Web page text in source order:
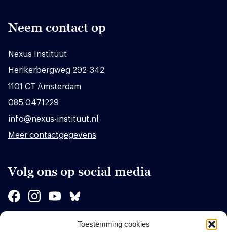
Toestemming cookies
Neem contact op
Nexus Instituut
Herikerbergweg 292-342
1101 CT Amsterdam
085 0471229
info@nexus-instituut.nl
Meer contactgegevens
Volg ons op social media